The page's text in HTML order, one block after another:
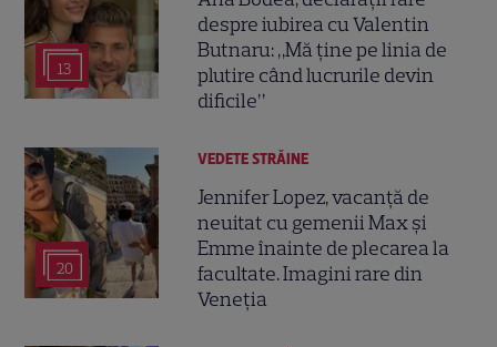
13
despre iubirea cu Valentin
Butnaru: „Mă ține pe linia de
plutire când lucrurile devin
dificile”
20
VEDETE STRĂINE
Jennifer Lopez, vacanță de
neuitat cu gemenii Max și
Emme înainte de plecarea la
facultate. Imagini rare din
Veneția